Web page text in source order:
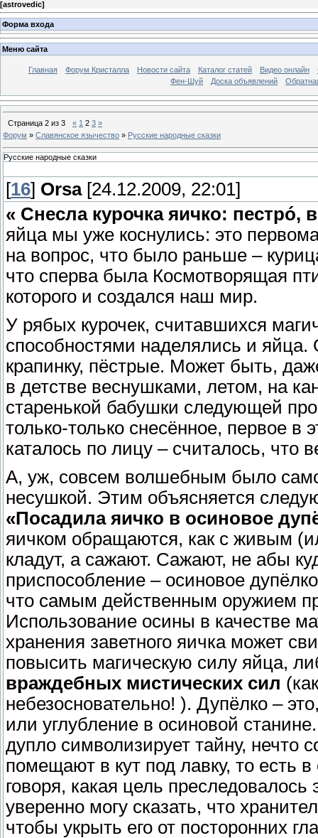
[astrovedic]
Форма входа
Меню сайта
Главная Форум Кристалла Новости сайта Каталог статей Видео онлайн
Фен-Шуй
Доска объявлений
Страница 2 из 3 « 1 2 3 »
Форум » Славянское язычество » Русские народные сказки
Русские народные сказки
[16] Orsa[24.12.2009, 22:01]
« Снесла курочка яичко: пестрó,
яйца мы уже коснулись: это
на вопрос, что было раньше –
что сперва была Космотворящая
которого и создался наш мир.
У рябых курочек, считавшихся
способностями наделялись и
крапинку, пёстрые. Может быть,
в детстве веснушками, летом, на
старенькой бабушки следующей
только-только снесённое, первое в
каталось по лицу – считалось, что
А, уж, совсем волшебным было
несушкой. Этим объясняется
«Посадила яичко в осиновое
яичком обращаются, как с живым
кладут, а сажают. Сажают, не абы
приспособление – осиновое
что самым действенным оружием
Использование осины в качестве
хранения заветного яичка может
повысить магическую силу яйца,
враждебных мистических сил
небезосновательно! ). Дупёлко –
или углубление в осиновой
дупло символизирует тайну, нечто
помещают в кут под лавку, то есть
говоря, какая цель
уверенно могу сказать, что
чтобы укрыть его от посторонних